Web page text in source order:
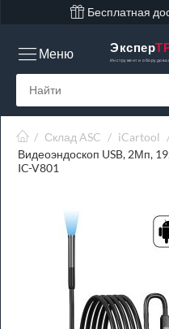
Бесплатная
Экспер
Инструмент и
Меню
/ Склад ASC / iCartool
Видеоэндоскоп USB, 2Мп,
IC-V801